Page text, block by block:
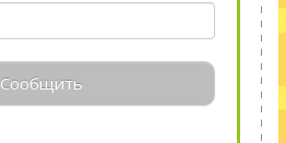
Сообщить